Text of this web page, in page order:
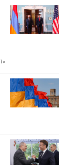
۱۰ خرداد ۱۴۰۵